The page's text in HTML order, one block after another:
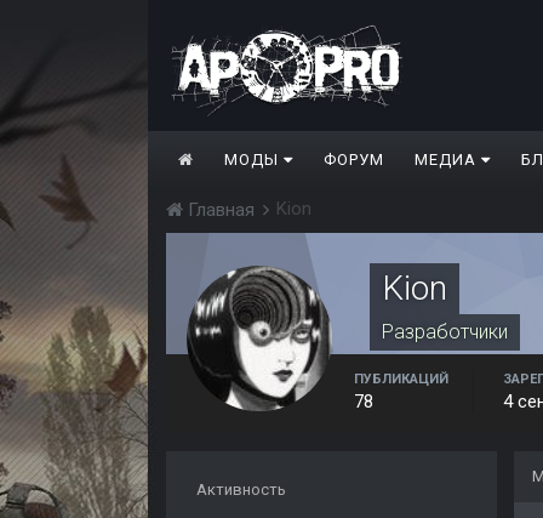
МОДЫ ФОРУМ МЕДИА
Главная Kion
Kion
Разработчики
ПУБЛИКАЦИЙ
78 4
Активность